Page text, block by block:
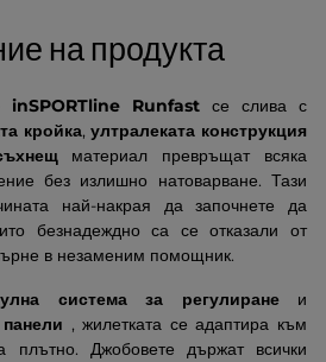
на продукта
inSPORTline Runfast се слива с
кройка,ултралеката конструкция
материал превръщат всяка
без излишно натоварване. Тази
най-накрая да започнете да
безнадеждно са се отказали от
в незаменим помощник.
система за регулиранеи
, жилетката се адаптира към
Джобовете държат всички